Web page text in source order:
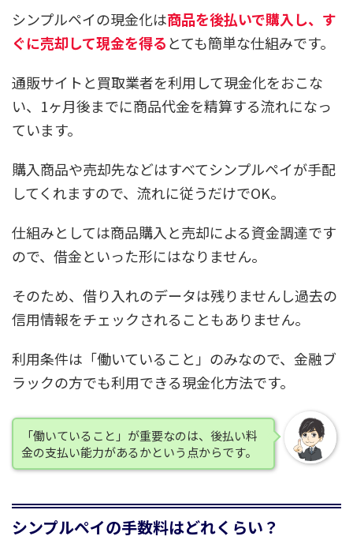
シンプルペイの現金化は商品を後払いで購入し、す
ぐに売却して現金を得るとても簡単な仕組みです。
通販サイトと買取業者を利用して現金化をおこな
い、1ヶ月後までに商品代金を精算する流れになっ
ています。
購入商品や売却先などはすべてシンプルペイが手配
してくれますので、流れに従うだけでOK。
仕組みとしては商品購入と売却による資金調達です
ので、借金といった形にはなりません。
そのため、借り入れのデータは残りませんし過去の
信用情報をチェックされることもありません。
利用条件は「働いていること」のみなので、金融ブ
ラックの方でも利用できる現金化方法です。
「働いていること」が重要なのは、後払い料
金の支払い能力があるかという点からです。
シンプルペイの手数料はどれくらい？